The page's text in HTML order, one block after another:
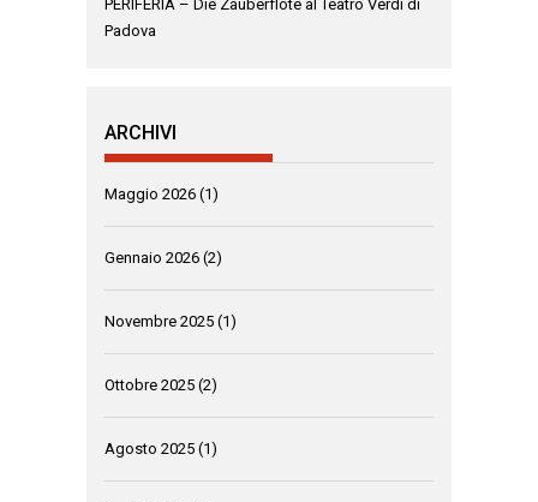
PERIFERIA – Die Zauberflöte al Teatro Verdi di
Padova
ARCHIVI
Maggio 2026 (1)
Gennaio 2026 (2)
Novembre 2025 (1)
Ottobre 2025 (2)
Agosto 2025 (1)